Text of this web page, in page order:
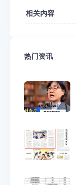
相关内容
热门资讯